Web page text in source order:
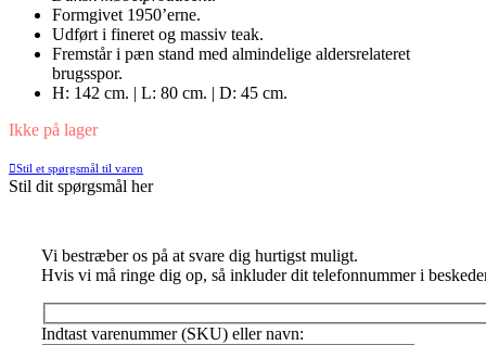
Formgivet 1950’erne.
Udført i fineret og massiv teak.
Fremstår i pæn stand med almindelige aldersrelateret
brugsspor.
H: 142 cm. | L: 80 cm. | D: 45 cm.
Ikke på lager
Stil et spørgsmål til varen
Stil dit spørgsmål her
Vi bestræber os på at svare dig hurtigst muligt.
Hvis vi må ringe dig op, så inkluder dit telefonnummer i
Indtast varenummer (SKU) eller navn: